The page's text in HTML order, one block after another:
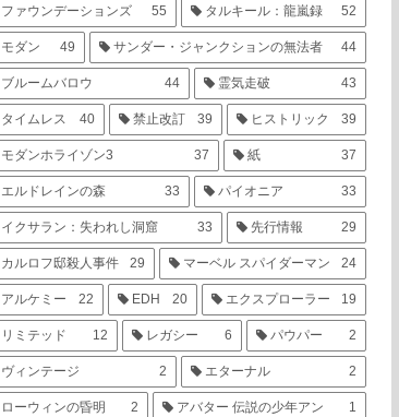
ファウンデーションズ 55 タルキール：龍嵐録 52
モダン 49 サンダー・ジャンクションの無法者 44
ブルームバロウ 44 霊気走破 43
タイムレス 40 禁止改訂 39 ヒストリック 39
モダンホライゾン3 37 紙 37
エルドレインの森 33 パイオニア 33
イクサラン：失われし洞窟 33 先行情報 29
カルロフ邸殺人事件 29 マーベル スパイダーマン 24
アルケミー 22 EDH 20 エクスプローラー 19
リミテッド 12 レガシー 6 パウパー 2
ヴィンテージ 2 エターナル 2
ローウィンの昏明 2 アバター 伝説の少年アン 1